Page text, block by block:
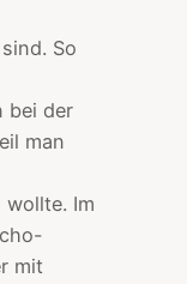
So
bei der
man
Im
mit